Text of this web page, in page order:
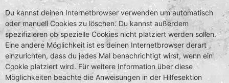
Du kannst deinen Internetbrowser verwenden um automatisch
oder manuell Cookies zu löschen. Du kannst außerdem
spezifizieren ob spezielle Cookies nicht platziert werden sollen.
Eine andere Möglichkeit ist es deinen Internetbrowser derart
einzurichten, dass du jedes Mal benachrichtigt wirst, wenn ein
Cookie platziert wird. Für weitere Information über diese
Möglichkeiten beachte die Anweisungen in der Hilfesektion